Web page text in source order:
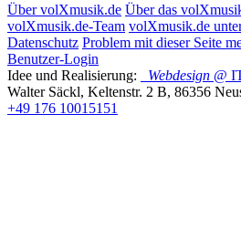
Über volXmusik.de Über das
volXmusik.de-Team volXmusik.de
Datenschutz Problem mit dieser Seite
Benutzer-Login
Idee und Realisierung:
Webdesign @
Walter Säckl, Keltenstr. 2 B, 86356
+49 176 10015151